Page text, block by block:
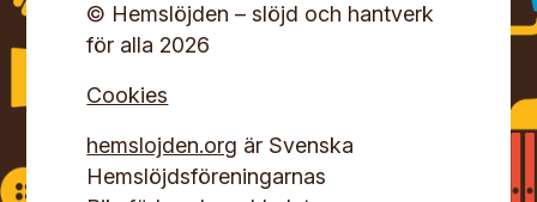
© Hemslöjden – slöjd och hantverk
för alla 2026
Cookies
hemslojden.org är Svenska
Hemslöjdsföreningarnas